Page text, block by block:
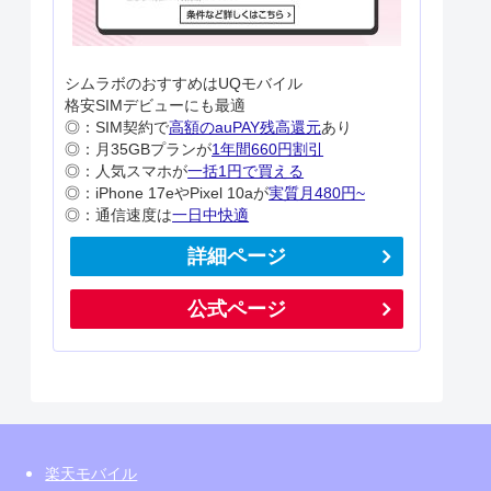
シムラボのおすすめはUQモバイル
格安SIMデビューにも最適
◎：SIM契約で高額のauPAY残高還元あり
◎：月35GBプランが1年間660円割引
◎：人気スマホが一括1円で買える
◎：iPhone 17eやPixel 10aが実質月480円~
◎：通信速度は一日中快適
詳細ページ
公式ページ
楽天モバイル